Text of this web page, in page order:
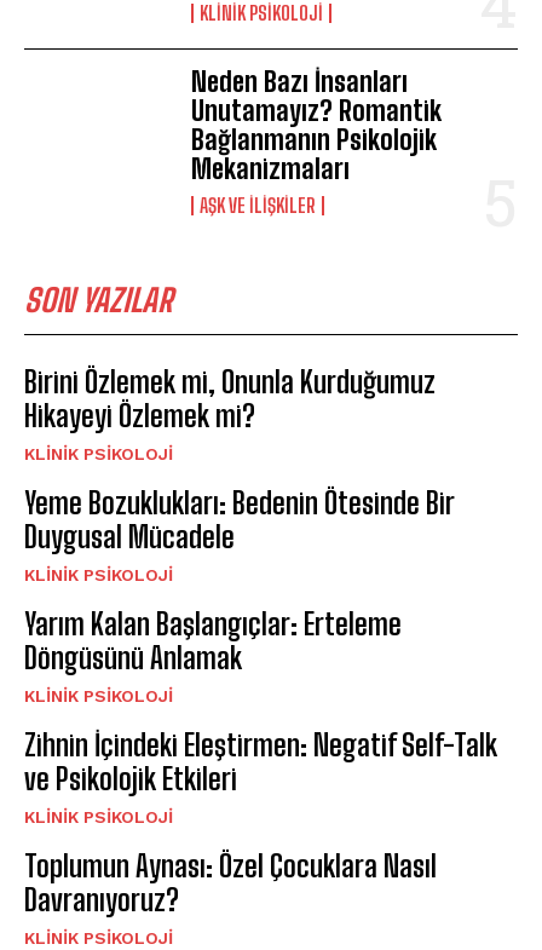
KLINIK PSIKOLOJI
Neden Bazı İnsanları
Unutamayız? Romantik
Bağlanmanın Psikolojik
Mekanizmaları
AŞK VE İLIŞKILER
SON YAZILAR
Birini Özlemek mi, Onunla Kurduğumuz
Hikayeyi Özlemek mi?
KLINIK PSIKOLOJI
Yeme Bozuklukları: Bedenin Ötesinde Bir
Duygusal Mücadele
KLINIK PSIKOLOJI
Yarım Kalan Başlangıçlar: Erteleme
Döngüsünü Anlamak
KLINIK PSIKOLOJI
Zihnin İçindeki Eleştirmen: Negatif Self-Talk
ve Psikolojik Etkileri
KLINIK PSIKOLOJI
Toplumun Aynası: Özel Çocuklara Nasıl
Davranıyoruz?
KLINIK PSIKOLOJI